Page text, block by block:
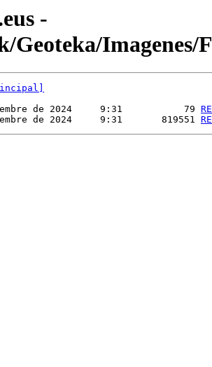
-
Geoteka/Imagenes/
de 2024     9:31           79
de 2024     9:31       819551